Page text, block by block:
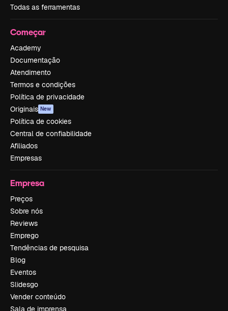
Todas as ferramentas
Começar
Academy
Documentação
Atendimento
Termos e condições
Política de privacidade
Originais New
Política de cookies
Central de confiabilidade
Afiliados
Empresas
Empresa
Preços
Sobre nós
Reviews
Emprego
Tendências de pesquisa
Blog
Eventos
Slidesgo
Vender conteúdo
Sala de imprensa